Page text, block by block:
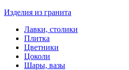
Изделия из гранита
Лавки, столики
Плитка
Цветники
Цоколи
Шары, вазы